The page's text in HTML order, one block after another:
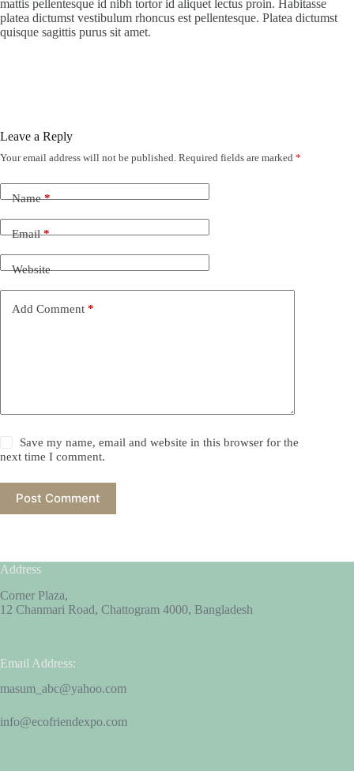
mattis pellentesque id nibh tortor id aliquet lectus proin. Habitasse
platea dictumst vestibulum rhoncus est pellentesque. Platea dictumst
quisque sagittis purus sit amet.
Leave a Reply
Your email address will not be published. Required fields are marked *
Name*
Email*
Website
Add Comment *
Save my name, email and website in this browser for the
next time I comment.
Post Comment
Address
Corner Plaza,
12 Chanmari Road, Chattogram 4000, Bangladesh
Email Address:
masum_abc@yahoo.com
info@ecofriendexpo.com